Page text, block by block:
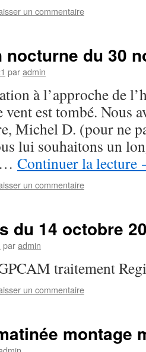
un commentaire
du 30
paradmin
à l’approche de
vent est tombé. Nous
Michel D. (pour ne
lui souhaitons un
… Continuer la lecture
un commentaire
du 14 octobre
paradmin
traitement
un commentaire
montage